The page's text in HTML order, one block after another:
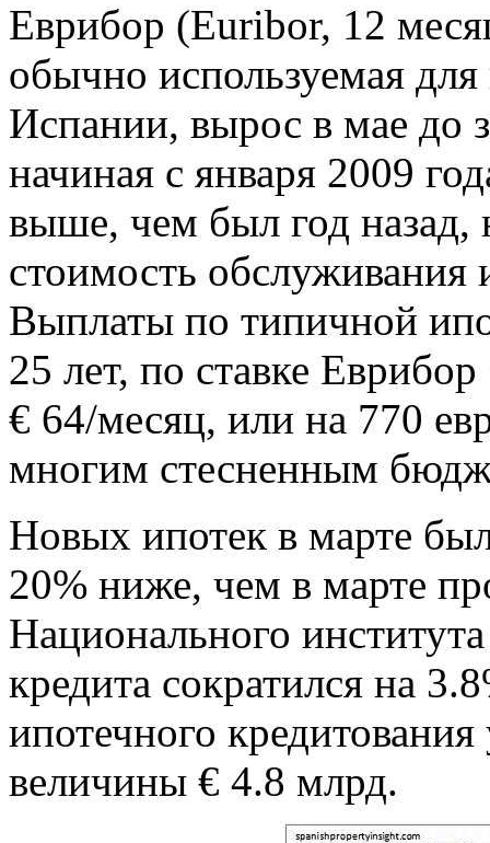
Еврибор (Euribor, 12
обычно используемая
Испании, вырос в мае до
начиная с января 2009
выше, чем был год назад,
стоимость обслуживания
Выплаты по типичной
25 лет, по ставке
€ 64/месяц, или на 770
многим стесненным
Новых ипотек в марте
20% ниже, чем в марте
Национального
кредита сократился на
ипотечного
величины € 4.8 млрд.